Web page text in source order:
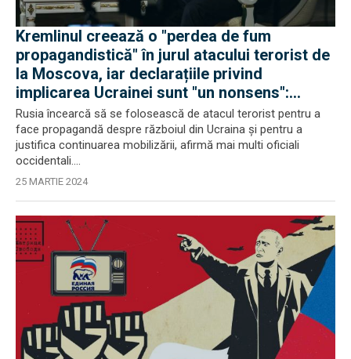
Kremlinul creează o "perdea de fum
propagandistică" în jurul atacului terorist de
la Moscova, iar declarațiile privind
implicarea Ucrainei sunt "un nonsens":
Reacții occidentale
Rusia încearcă să se folosească de atacul terorist pentru a
face propagandă despre războiul din Ucraina și pentru a
justifica continuarea mobilizării, afirmă mai multi oficiali
occidentali....
25 MARTIE 2024